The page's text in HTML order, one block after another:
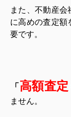
また、不動産
に高めの査定額
要です。
「 高額査
ません。